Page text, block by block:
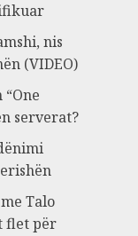
nis
(VIDEO)
serverat?
Talo
flet për